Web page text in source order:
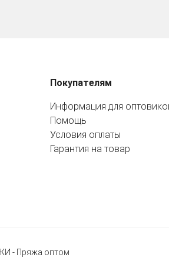
Покупателям
Информация для
Помощь
Условия оплаты
Гарантия на товар
- Пряжа оптом